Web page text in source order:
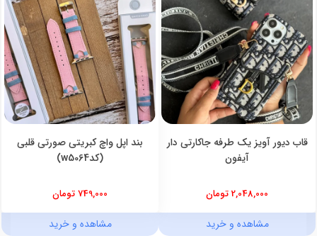
قاب دیور آویز یک طرفه جاکارتی دار
آیفون
2,048,000 تومان
مشاهده و خرید
بند اپل واچ کبریتی صورتی قلبی
(کدw5064)
749,000 تومان
مشاهده و خرید